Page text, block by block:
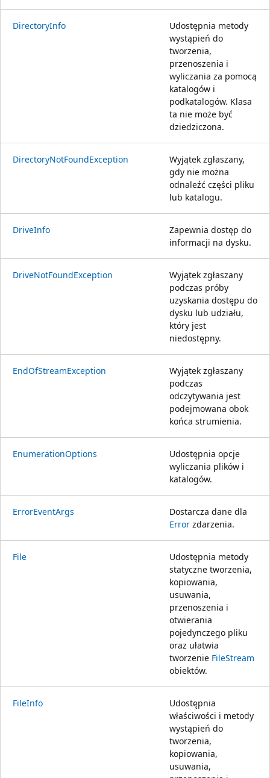
DirectoryInfo
Udostępnia metody
wystąpień do
tworzenia,
przenoszenia i
wyliczania za pomocą
katalogów i
podkatalogów. Klasa
ta nie może być
dziedziczona.
DirectoryNotFoundException
Wyjątek zgłaszany,
gdy nie można
odnaleźć części pliku
lub katalogu.
DriveInfo
Zapewnia dostęp do
informacji na dysku.
DriveNotFoundException
Wyjątek zgłaszany
podczas próby
uzyskania dostępu do
dysku lub udziału,
który jest
niedostępny.
EndOfStreamException
Wyjątek zgłaszany
podczas
odczytywania jest
podejmowana obok
końca strumienia.
EnumerationOptions
Udostępnia opcje
wyliczania plików i
katalogów.
ErrorEventArgs
Dostarcza dane dla
Error zdarzenia.
File
Udostępnia metody
statyczne tworzenia,
kopiowania,
usuwania,
przenoszenia i
otwierania
pojedynczego pliku
oraz ułatwia
tworzenie FileStream
obiektów.
FileInfo
Udostępnia
właściwości i metody
wystąpień do
tworzenia,
kopiowania,
usuwania,